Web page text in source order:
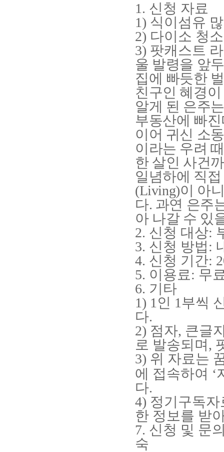
1. 신청 자료
1) 식이섬유
2) 다이소 청
3) 팟캐스트
울 발령을 앞
집에 빠듯한
친구인 혜경
알게 된 은주
부동산에 빠
이어 귀신 소
이라는 우려
한 살인 사건
일념하에 직
(Living)이 아
다. 과연 은주
아 나갈 수 있
2. 신청 대상:
3. 신청 방법:
4. 신청 기간:
5. 이용료: 무
6. 기타
1) 1 인 1 부씩
다.
2) 점자, 큰글
로 발송되며 ,
3) 위 자료는
에 접속하여 ‘
다.
4) 정기구독
한 정보를 받
7. 신청 및 문
숙